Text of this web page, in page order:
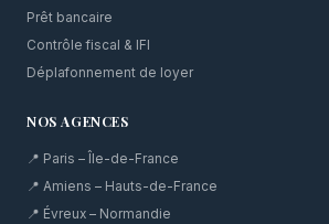
Prêt bancaire
Contrôle fiscal & IFI
Déplafonnement de loyer
NOS AGENCES
📍 Paris – Île-de-France
📍 Amiens – Hauts-de-France
📍 Évreux – Normandie